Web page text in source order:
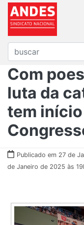
Com
luta da
tem
Publicado em 27 de
de Janeiro de 2025 às